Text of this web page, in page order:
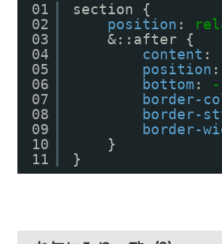
01
02
03
04
05
06
07
08
09
10
11
section {
position :
&::after {
content :
position :
bottom :
border-
border-
border-
}
}